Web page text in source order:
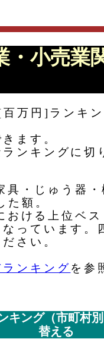
・小売業
万円]ランキン
ます。
ンキングに切
・じゅう器・
額。
ける上位ベス
なっています。
さい。
ンキングを参
キング（市町村
替える